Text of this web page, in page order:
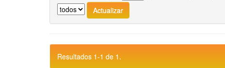
Resultados 1-1 de 1.